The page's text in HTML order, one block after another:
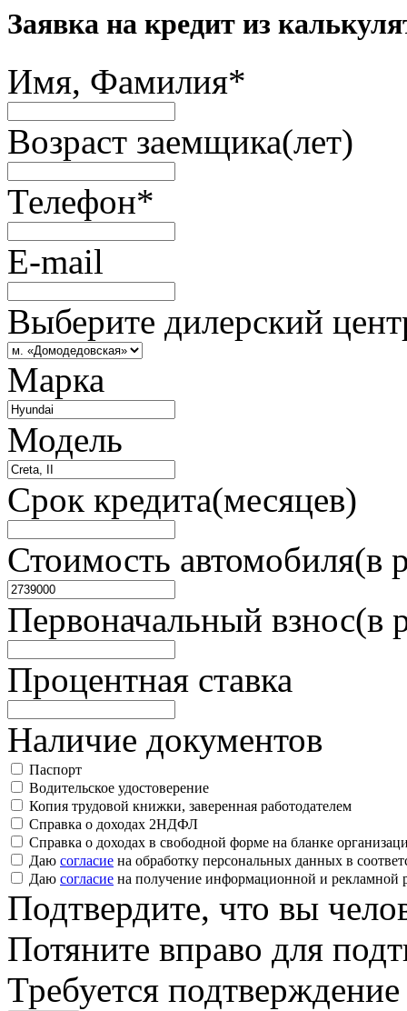
Заявка на кредит из
Имя, Фамилия*
Возраст заемщика(лет)
Телефон*
E-mail
Выберите дилерский
Марка
Модель
Срок кредита(месяцев)
Стоимость автомобиля(в
Первоначальный взнос(в
Процентная ставка
Наличие документов
Паспорт
Водительское удостоверение
Копия трудовой книжки, заверенная работодателем
Справка о доходах 2НДФЛ
Справка о доходах в свободной форме на бланке
Даю согласие на обработку персональных данных в
Даю согласие на получение информационной и рекламной
Подтвердите, что вы
Потяните вправо для
Требуется подтверждение